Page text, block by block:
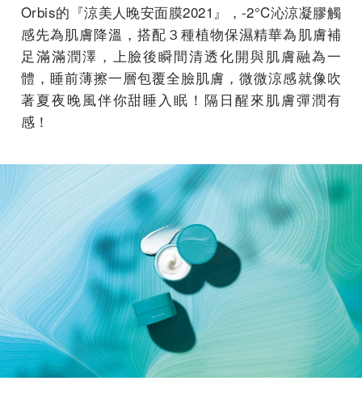
Orbis的『涼美人晚安面膜2021』，-2°C沁涼凝膠觸
感先為肌膚降溫，搭配３種植物保濕精華為肌膚補
足滿滿潤澤，上臉後瞬間清透化開與肌膚融為一
體，睡前薄擦一層包覆全臉肌膚，微微涼感就像吹
著夏夜晚風伴你甜睡入眠！隔日醒來肌膚彈潤有
感！